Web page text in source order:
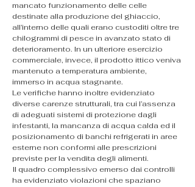
mancato funzionamento delle celle
destinate alla produzione del ghiaccio,
all’interno delle quali erano custoditi oltre tre
chilogrammi di pesce in avanzato stato di
deterioramento. In un ulteriore esercizio
commerciale, invece, il prodotto ittico veniva
mantenuto a temperatura ambiente,
immerso in acqua stagnante.
Le verifiche hanno inoltre evidenziato
diverse carenze strutturali, tra cui l’assenza
di adeguati sistemi di protezione dagli
infestanti, la mancanza di acqua calda ed il
posizionamento di banchi refrigerati in aree
esterne non conformi alle prescrizioni
previste per la vendita degli alimenti.
Il quadro complessivo emerso dai controlli
ha evidenziato violazioni che spaziano